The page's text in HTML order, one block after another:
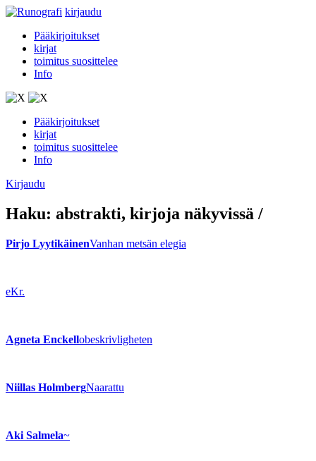
kirjaudu
Pääkirjoitukset
kirjat
toimitus suosittelee
Info
Pääkirjoitukset
kirjat
toimitus suosittelee
Info
Kirjaudu
Haku: abstrakti, kirjoja näkyvissä /
Pirjo LyytikäinenVanhan metsän elegia
eKr.
Agneta Enckellobeskrivligheten
Niillas HolmbergNaarattu
Aki Salmela~